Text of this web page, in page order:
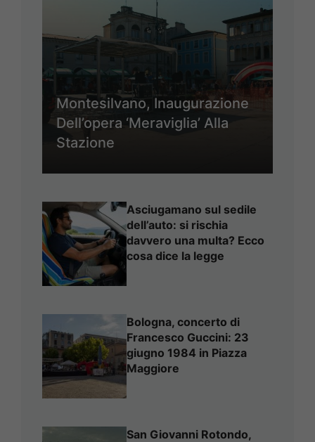
Montesilvano, Inaugurazione
Dell’opera ‘Meraviglia’ Alla
Stazione
Asciugamano sul sedile
dell’auto: si rischia
davvero una multa? Ecco
cosa dice la legge
Bologna, concerto di
Francesco Guccini: 23
giugno 1984 in Piazza
Maggiore
San Giovanni Rotondo,